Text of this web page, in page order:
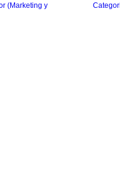
(Marketing y